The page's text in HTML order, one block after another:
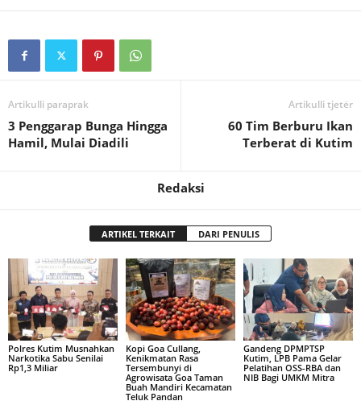
Artikulli paraprak
3 Penggarap Bunga Hingga
Hamil, Mulai Diadili
Artikulli tjetër
60 Tim Berburu Ikan
Terberat di Kutim
Redaksi
ARTIKEL TERKAIT DARI PENULIS
Polres Kutim Musnahkan
Narkotika Sabu Senilai
Rp1,3 Miliar
Kopi Goa Cullang,
Kenikmatan Rasa
Tersembunyi di
Agrowisata Goa Taman
Buah Mandiri Kecamatan
Teluk Pandan
Gandeng DPMPTSP
Kutim, LPB Pama Gelar
Pelatihan OSS-RBA dan
NIB Bagi UMKM Mitra